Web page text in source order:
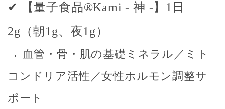
✔ 【量子食品®Kami -神 -】1日
2g（朝1g、夜1g）
→ 血管・骨・肌の基礎ミネラル／ミト
コンドリア活性／女性ホルモン調整サ
ポート